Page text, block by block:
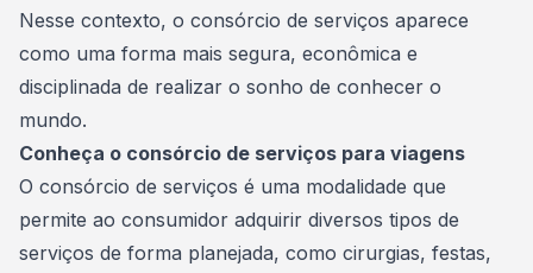
Nesse contexto, o consórcio de serviços aparece
como uma forma mais segura, econômica e
disciplinada de realizar o sonho de conhecer o
mundo.
Conheça o consórcio de serviços para viagens
O consórcio de serviços é uma modalidade que
permite ao consumidor adquirir diversos tipos de
serviços de forma planejada, como cirurgias, festas,